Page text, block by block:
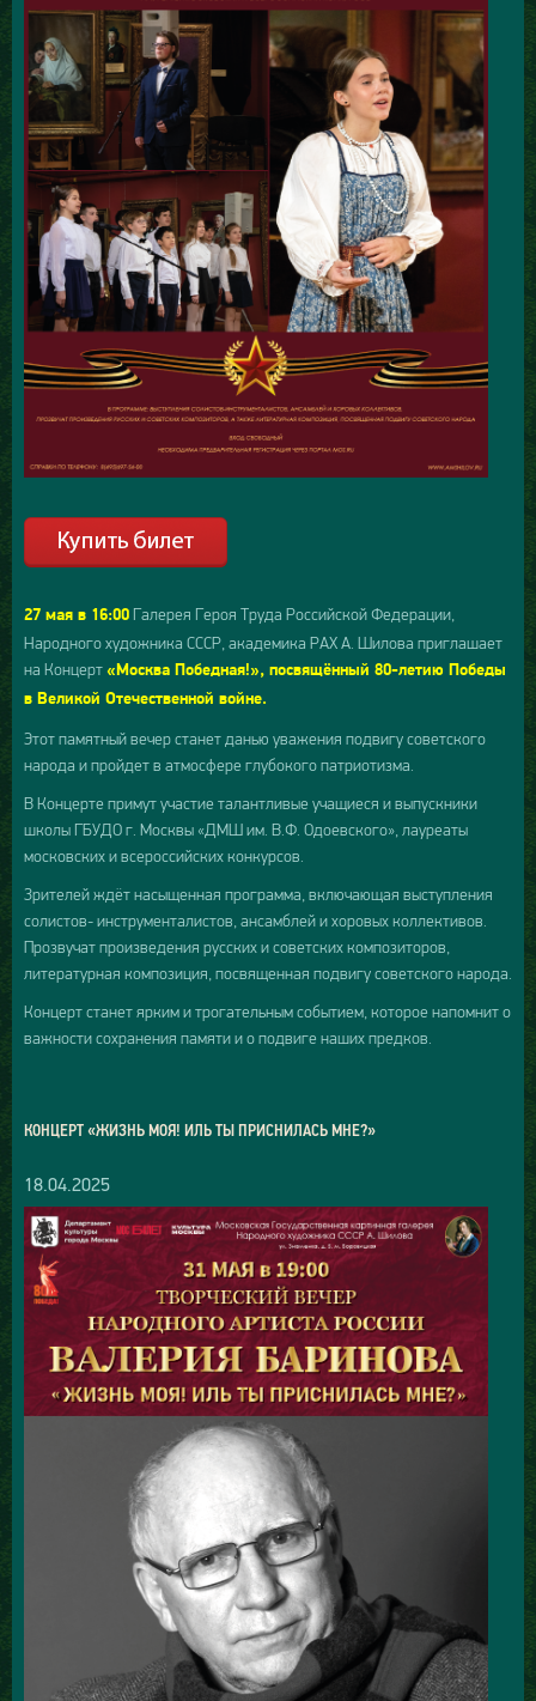
27 мая в 16:00 Галерея Героя Труда Российской Федерации,
Народного художника СССР, академика РАХ А. Шилова приглашает
на Концерт «Москва Победная!», посвящённый 80-летию Победы
в Великой Отечественной войне.
Этот памятный вечер станет данью уважения подвигу советского
народа и пройдет в атмосфере глубокого патриотизма.
В Концерте примут участие талантливые учащиеся и выпускники
школы ГБУДО г. Москвы «ДМШ им. В.Ф. Одоевского», лауреаты
московских и всероссийских конкурсов.
Зрителей ждёт насыщенная программа, включающая выступления
солистов- инструменталистов, ансамблей и хоровых коллективов.
Прозвучат произведения русских и советских композиторов,
литературная композиция, посвященная подвигу советского народа.
Концерт станет ярким и трогательным событием, которое напомнит о
важности сохранения памяти и о подвиге наших предков.
КОНЦЕРТ «ЖИЗНЬ МОЯ! ИЛЬ ТЫ ПРИСНИЛАСЬ МНЕ?»
18.04.2025